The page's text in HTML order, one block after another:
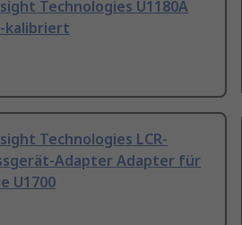
Technologies U1180A
kalibriert
Technologies LCR-
Adapter Adapter für
U1700